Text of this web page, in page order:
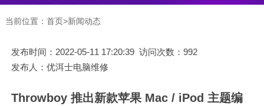
当前位置： 首页>新闻动态
发布时间：2022-05-11 17:20:39 访问次数：992
发布人：优洱士电脑维修
Throwboy 推出新款苹果 Mac / iPod 主题编